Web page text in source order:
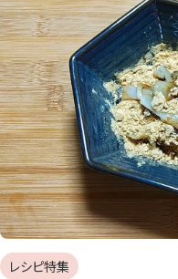
レシピ特集